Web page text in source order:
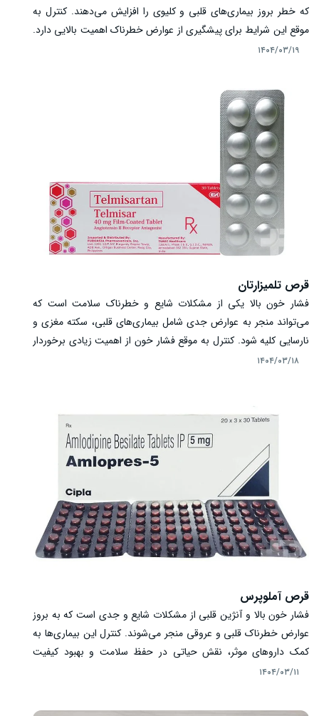
که خطر بروز بیماری‌های قلبی و کلیوی را افزایش می‌دهند. کنترل به
موقع این شرایط برای پیشگیری از عوارض خطرناک اهمیت بالایی دارد.
قرص اسپیرونولاکتون یک داروی مدر و آنتاگونیست گیرنده آلدوسترون
می‌کند. این دارو با مهار اثر هورمون آلدوسترون، باعث افزایش دفع
سدیم و آب و حفظ پتاسیم در کلیه‌ها می‌شود. در این مطلب به بررسی
عملکرد، موارد مصرف، طریقه مصرف و عوارض اسپیرونولاکتون
می‌پردازیم.
۱۴۰۴/۰۳/۱۹
قرص تلمیزارتان
فشار خون بالا یکی از مشکلات شایع و خطرناک سلامت است که
می‌تواند منجر به عوارض جدی شامل بیماری‌های قلبی، سکته مغزی و
نارسایی کلیه شود. کنترل به موقع فشار خون از اهمیت زیادی برخوردار
است تا از بروز این عوارض جلوگیری شود. قرص تلمیزارتان یکی از
فشار داخل آن‌ها می‌شود. در این مطلب از مجله راز سلامت به بررسی
موارد مصرف، طریقه مصرف، عوارض و نکات مهم قرص تلمیزارتان
می‌پردازیم.
۱۴۰۴/۰۳/۱۸
قرص آملوپرس
فشار خون بالا و آنژین قلبی از مشکلات شایع و جدی است که به بروز
عوارض خطرناک قلبی و عروقی منجر می‌شوند. کنترل این بیماری‌ها به
کمک داروهای موثر، نقش حیاتی در حفظ سلامت و بهبود کیفیت
زندگی بیماران ایفا می‌کند. قرص آملوپرس، با دارا بودن ماده فعال
قلبی محسوب می‌شود. این دارو با گشاد کردن عروق خونی، جریان
۱۴۰۴/۰۳/۱۱